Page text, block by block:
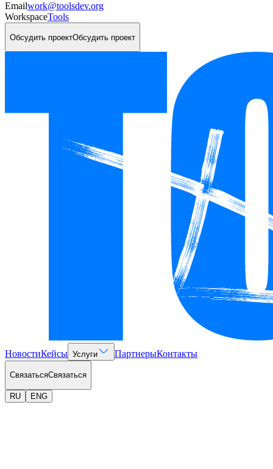
Emailwork@toolsdev.org
WorkspaceTools
Обсудить проектОбсудить проект
НовостиКейсы Услуги ПартнерыКонтакты
СвязатьсяСвязаться
RU ENG